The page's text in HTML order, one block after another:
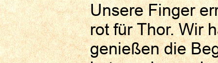
Unsere Finger
rot für Thor. Wir
genießen die